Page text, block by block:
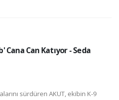
Can Katıyor - Seda
sürdüren AKUT, ekibin K-9